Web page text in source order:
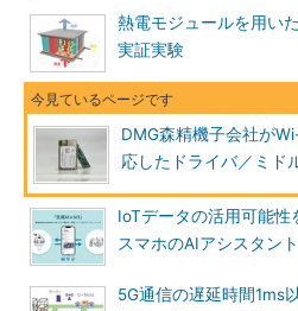
熱電モジュールを用い
実証実験
DMG森精機子会社が
応したドライバ／ミド
IoTデータの活用可能
スマホのAIアシスタント
5G通信の遅延時間1ms